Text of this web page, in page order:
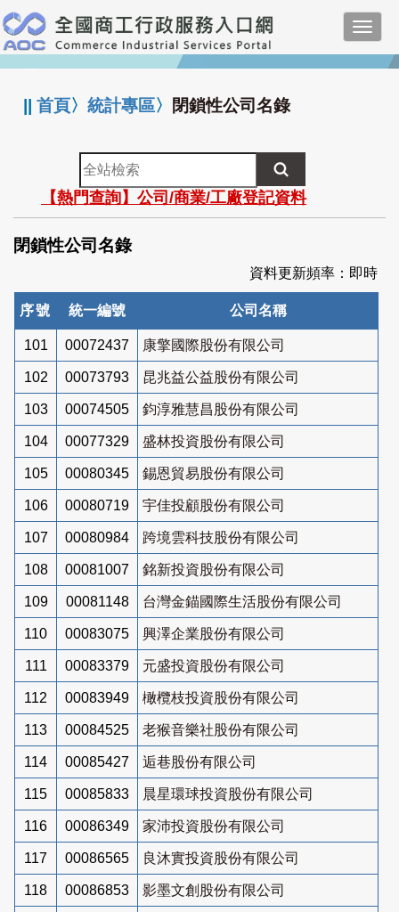
跳
到
主
要
:::
||首頁〉統計專區〉 閉鎖性公司名錄
全
站
檢
索
【熱門查詢】公司/商業/工廠登記資料
閉鎖性公司名錄
資料更新頻率：即時
序號 統一編號 公司名稱
101 00072437 康擎國際股份有限公司
102 00073793 昆兆益公益股份有限公司
103 00074505 鈞淳雅慧昌股份有限公司
104 00077329 盛林投資股份有限公司
105 00080345 錫恩貿易股份有限公司
106 00080719 宇佳投顧股份有限公司
107 00080984 跨境雲科技股份有限公司
108 00081007 銘新投資股份有限公司
109 00081148 台灣金錨國際生活股份有限公司
110 00083075 興澤企業股份有限公司
111 00083379 元盛投資股份有限公司
112 00083949 橄欖枝投資股份有限公司
113 00084525 老猴音樂社股份有限公司
114 00085427 逅巷股份有限公司
115 00085833 晨星環球投資股份有限公司
116 00086349 家沛投資股份有限公司
117 00086565 良沐實投資股份有限公司
118 00086853 影墨文創股份有限公司